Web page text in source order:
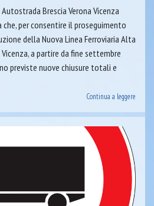
Brescia Verona Vicenza
che, per consentire il proseguimento
della Nuova Linea Ferroviaria Alta
a partire da fine settembre
previste nuove chiusure totali e
Continua a leggere